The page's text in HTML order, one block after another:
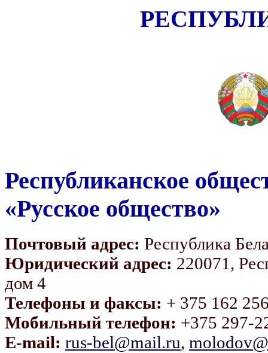
Республиканское
«Русское общество»
Почтовый адрес: Республика
Юридический адрес: 220071,
дом 4
Телефоны и факсы: + 375 162
Мобильный телефон: +375 297-
E-mail: rus-bel@mail.ru,